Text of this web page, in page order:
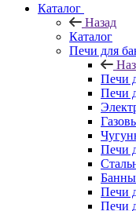
Каталог
Назад
Каталог
Печи для
Печи
Печи
Печи
Печи
Печи